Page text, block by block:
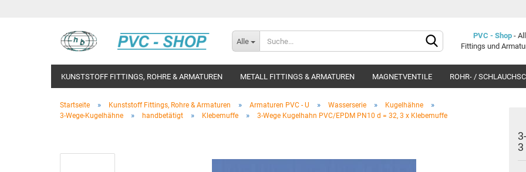
Lieferland
Alle
PVC - Shop-
Fittings und
KUNSTSTOFF FITTINGS, ROHRE & ARMATUREN METALL FITTINGS & ARMATUREN MAGNETVENTILE ROHR- /
Startseite » Kunststoff Fittings, Rohre & Armaturen » Armaturen PVC - U » Wasserserie » Kugelhähne »
3-Wege-Kugelhähne » handbetätigt » Klebemuffe » 3-Wege Kugelhahn PVC/EPDM PN10 d = 32, 3 x Klebemuffe